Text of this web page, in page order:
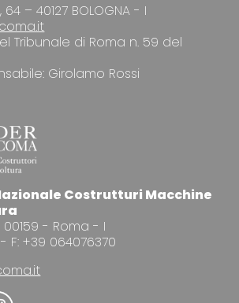
– 40127 BOLOGNA - I
Tribunale di Roma n. 59 del
Girolamo Rossi
Costrutturi Macchine
- Roma - I
F: +39 064076370